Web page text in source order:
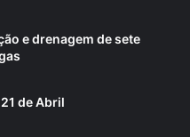
e drenagem de sete
de Abril